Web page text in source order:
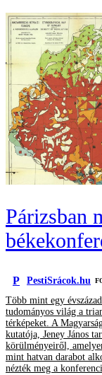
Párizsban
P PestiSrácok.hu
Több mint egy
tudományos világ a
térképeket. A
kutatója, Jeney János
körülményeiről,
mint hatvan darabot
nézték meg a